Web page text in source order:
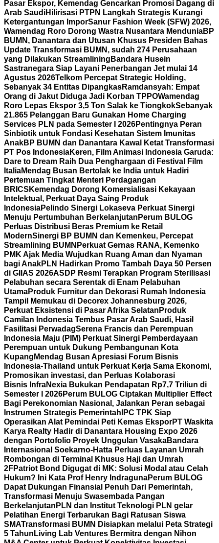
Pasar Ekspor, Kemendag Gencarkan Promosi Dagang di
Arab SaudiHilirisasi PTPN Langkah Strategis Kurangi
Ketergantungan ImporSanur Fashion Week (SFW) 2026,
Wamendag Roro Dorong Wastra Nusantara MenduniaBP
BUMN, Danantara dan Utusan Khusus Presiden Bahas
Update Transformasi BUMN, sudah 274 Perusahaan
yang Dilakukan Streamlining Bandara Husein
Sastranegara Siap Layani Penerbangan Jet mulai 14
Agustus 2026Telkom Percepat Strategic Holding,
Sebanyak 34 Entitas DipangkasRamdansyah: Empat
Orang di Jakut Diduga Jadi Korban TPPOWamendag
Roro Lepas Ekspor 3,5 Ton Salak ke TiongkokSebanyak
21.865 Pelanggan Baru Gunakan Home Charging
Services PLN pada Semester I 2026Pentingnya Peran
Sinbiotik untuk Fondasi Kesehatan Sistem Imunitas
AnakBP BUMN dan Danantara Kawal Ketat Transformasi
PT Pos IndonesiaKeren, Film Animasi Indonesia Garuda:
Dare to Dream Raih Dua Penghargaan di Festival Film
ItaliaMendag Busan Bertolak ke India untuk Hadiri
Pertemuan Tingkat Menteri Perdagangan
BRICS Kemendag Dorong Komersialisasi Kekayaan
Intelektual, Perkuat Daya Saing Produk
IndonesiaPelindo Sinergi Lokaseva Perkuat Sinergi
Menuju Pertumbuhan Berkelanjutan Perum BULOG
Perluas Distribusi Beras Premium ke Retail
ModernSinergi BP BUMN dan Kemenkeu, Percepat
Streamlining BUMN Perkuat Gernas RANA, Kemenko
PMK Ajak Media Wujudkan Ruang Aman dan Nyaman
bagi AnakPLN Hadirkan Promo Tambah Daya 50 Persen
di GIIAS 2026ASDP Resmi Terapkan Program Sterilisasi
Pelabuhan secara Serentak di Enam Pelabuhan
UtamaProduk Furnitur dan Dekorasi Rumah Indonesia
Tampil Memukau di Decorex Johannesburg 2026,
Perkuat Eksistensi di Pasar Afrika Selatan Produk
Camilan Indonesia Tembus Pasar Arab Saudi, Hasil
Fasilitasi PerwadagSerena Francis dan Perempuan
Indonesia Maju (PIM) Perkuat Sinergi Pemberdayaan
Perempuan untuk Dukung Pembangunan Kota
Kupang Mendag Busan Apresiasi Forum Bisnis
Indonesia-Thailand untuk Perkuat Kerja Sama Ekonomi,
Promosikan investasi, dan Perluas Kolaborasi
Bisnis InfraNexia Bukukan Pendapatan Rp7,7 Triliun di
Semester I 2026Perum BULOG Ciptakan Multiplier Effect
Bagi Perekonomian Nasional, Jalankan Peran sebagai
Instrumen Strategis Pemerintah IPC TPK Siap
Operasikan Alat Pemindai Peti Kemas EksporPT Waskita
Karya Realty Hadir di Danantara Housing Expo 2026
dengan Portofolio Proyek Unggulan VasakaBandara
Internasional Soekarno-Hatta Perluas Layanan Umrah
Rombongan di Terminal Khusus Haji dan Umrah
2FPatriot Bond Digugat di MK: Solusi Modal atau Celah
Hukum? Ini Kata Prof Henry IndragunaPerum BULOG
Dapat Dukungan Finansial Penuh Dari Pemerintah,
Transformasi Menuju Swasembada Pangan
Berkelanjutan PLN dan Institut Teknologi PLN gelar
Pelatihan Energi Terbarukan Bagi Ratusan Siswa
SMATransformasi BUMN Disiapkan melalui Peta Strategi
5 Tahun Living Lab Ventures Bermitra dengan Nihon